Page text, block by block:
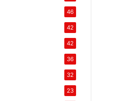
46
42
42
36
32
23